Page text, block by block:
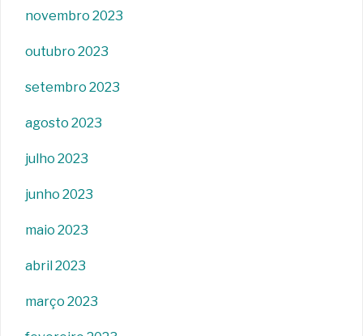
novembro 2023
outubro 2023
setembro 2023
agosto 2023
julho 2023
junho 2023
maio 2023
abril 2023
março 2023